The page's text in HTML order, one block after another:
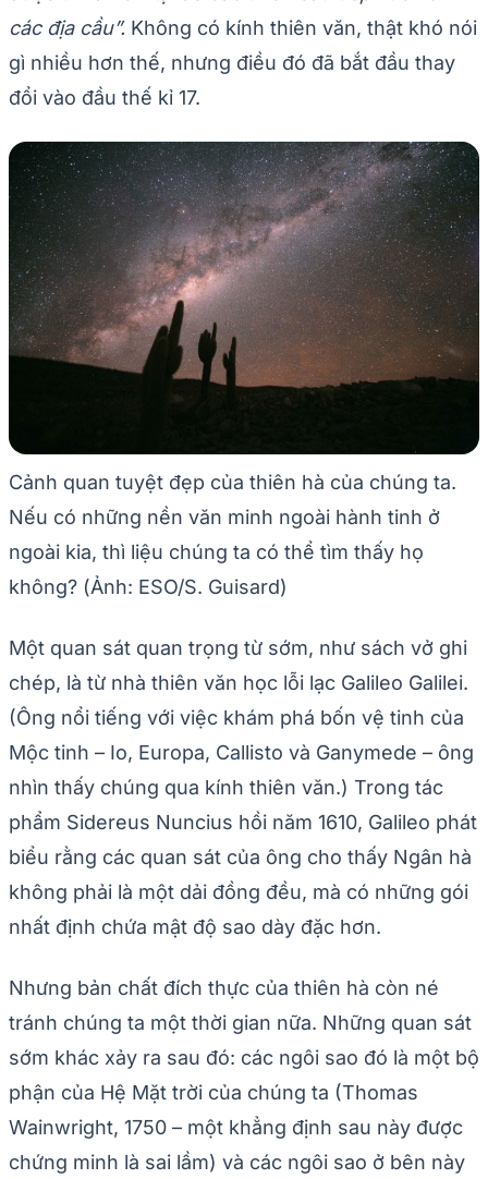
các địa cầu”. Không có kính thiên văn, thật khó nói
gì nhiều hơn thế, nhưng điều đó đã bắt đầu thay
đổi vào đầu thế kỉ 17.
Cảnh quan tuyệt đẹp của thiên hà của chúng ta.
Nếu có những nền văn minh ngoài hành tinh ở
ngoài kia, thì liệu chúng ta có thể tìm thấy họ
không? (Ảnh: ESO/S. Guisard)
Một quan sát quan trọng từ sớm, như sách vở ghi
chép, là từ nhà thiên văn học lỗi lạc Galileo Galilei.
(Ông nổi tiếng với việc khám phá bốn vệ tinh của
Mộc tinh – Io, Europa, Callisto và Ganymede – ông
nhìn thấy chúng qua kính thiên văn.) Trong tác
phẩm Sidereus Nuncius hồi năm 1610, Galileo phát
biểu rằng các quan sát của ông cho thấy Ngân hà
không phải là một dải đồng đều, mà có những gói
nhất định chứa mật độ sao dày đặc hơn.
Nhưng bản chất đích thực của thiên hà còn né
tránh chúng ta một thời gian nữa. Những quan sát
sớm khác xảy ra sau đó: các ngôi sao đó là một bộ
phận của Hệ Mặt trời của chúng ta (Thomas
Wainwright, 1750 – một khẳng định sau này được
chứng minh là sai lầm) và các ngôi sao ở bên này